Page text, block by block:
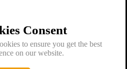
Consent
to ensure you get the best
on our website.